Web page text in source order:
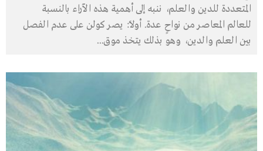
المتعددة للدين والعلم، ننبه إلى أهمية هذه الآراء بالنسبة
للعالم المعاصر من نواحٍ عدة. أولًا: يصر كولن على عدم الفصل
بين العلم والدين، وهو بذلك يتخذ موق...